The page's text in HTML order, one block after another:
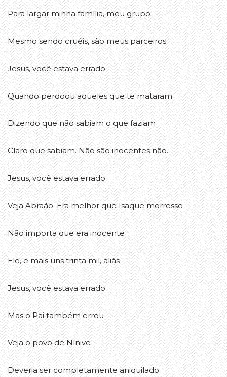
Para largar minha família, meu grupo
Mesmo sendo cruéis, são meus parceiros
Jesus, você estava errado
Quando perdoou aqueles que te mataram
Dizendo que não sabiam o que faziam
Claro que sabiam. Não são inocentes não.
Jesus, você estava errado
Veja Abraão. Era melhor que Isaque morresse
Não importa que era inocente
Ele, e mais uns trinta mil, aliás
Jesus, você estava errado
Mas o Pai também errou
Veja o povo de Nínive
Deveria ser completamente aniquilado